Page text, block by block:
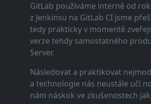
GitLab používáme interně od
z Jenkinsu na GitLab CI jsme
tedy prakticky v momentě
verze tehdy samostatného
Server.
Následovat a praktikovat
a technologie nás neustále učí
nám náskok ve zkušenostech